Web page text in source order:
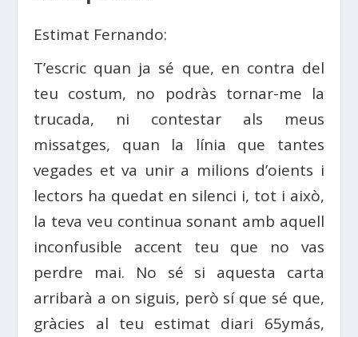
Estimat Fernando:
T’escric quan ja sé que, en contra del
teu costum, no podràs tornar-me la
trucada, ni contestar als meus
missatges, quan la línia que tantes
vegades et va unir a milions d’oients i
lectors ha quedat en silenci i, tot i això,
la teva veu continua sonant amb aquell
inconfusible accent teu que no vas
perdre mai. No sé si aquesta carta
arribarà a on siguis, però sí que sé que,
gràcies al teu estimat diari 65ymás,